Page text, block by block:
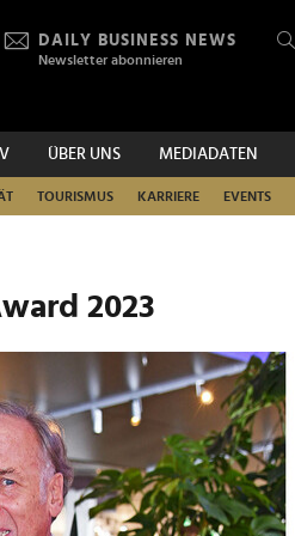
DAILY BUSINESS NEWS
Newsletter abonnieren
ÜBER UNS MEDIADATEN
TOURISMUS KARRIERE EVENTS
2023